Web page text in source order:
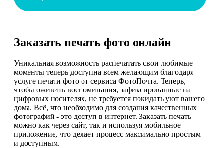
Заказать печать фото онлайн
Уникальная возможность распечатать свои любимые
моменты теперь доступна всем желающим благодаря
услуге печати фото от сервиса ФотоПочта. Теперь,
чтобы оживить воспоминания, зафиксированные на
цифровых носителях, не требуется покидать уют вашего
дома. Всё, что необходимо для создания качественных
фотографий - это доступ в интернет. Заказать печать
можно как через сайт, так и используя мобильное
приложение, что делает процесс максимально простым
и доступным.